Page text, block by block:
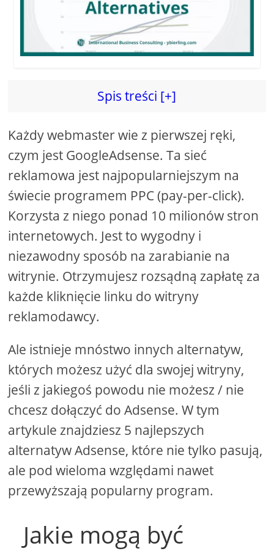
d
e
o
Spis treści [+]
Każdy webmaster wie z pierwszej ręki,
czym jest GoogleAdsense. Ta sieć
reklamowa jest najpopularniejszym na
świecie programem PPC (pay-per-click).
Korzysta z niego ponad 10 milionów stron
internetowych. Jest to wygodny i
niezawodny sposób na zarabianie na
witrynie. Otrzymujesz rozsądną zapłatę za
każde kliknięcie linku do witryny
reklamodawcy.
Ale istnieje mnóstwo innych alternatyw,
których możesz użyć dla swojej witryny,
jeśli z jakiegoś powodu nie możesz / nie
chcesz dołączyć do Adsense. W tym
artykule znajdziesz 5 najlepszych
alternatyw Adsense, które nie tylko pasują,
ale pod wieloma względami nawet
przewyższają popularny program.
Jakie mogą być